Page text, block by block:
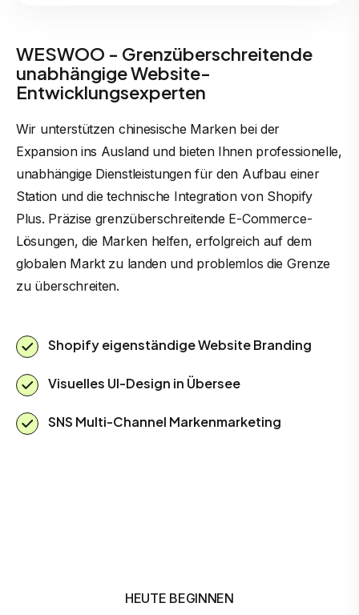
WESWOO - Grenzüberschreitende
unabhängige Website-
Entwicklungsexperten
Wir unterstützen chinesische Marken bei der
Expansion ins Ausland und bieten Ihnen professionelle,
unabhängige Dienstleistungen für den Aufbau einer
Station und die technische Integration von Shopify
Plus. Präzise grenzüberschreitende E-Commerce-
Lösungen, die Marken helfen, erfolgreich auf dem
globalen Markt zu landen und problemlos die Grenze
zu überschreiten.
Shopify eigenständige Website Branding
Visuelles UI-Design in Übersee
SNS Multi-Channel Markenmarketing
HEUTE BEGINNEN